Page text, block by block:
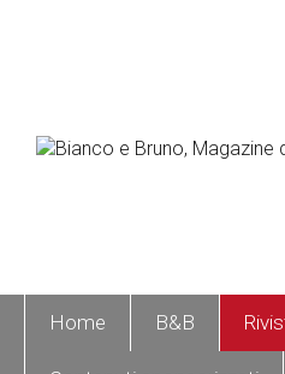
Home B&B